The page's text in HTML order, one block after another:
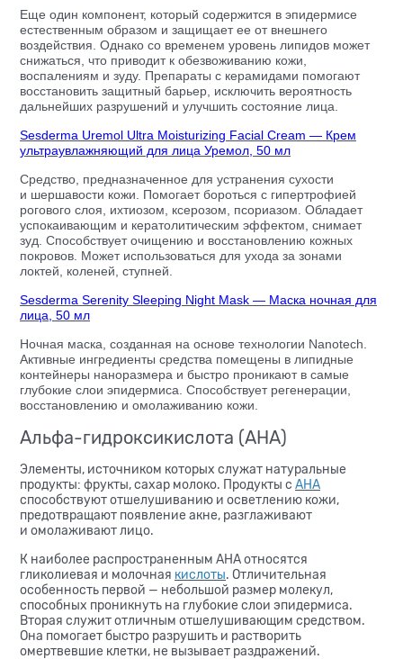
Еще один компонент, который содержится в эпидермисе
естественным образом и защищает ее от внешнего
воздействия. Однако со временем уровень липидов может
снижаться, что приводит к обезвоживанию кожи,
воспалениям и зуду. Препараты с керамидами помогают
восстановить защитный барьер, исключить вероятность
дальнейших разрушений и улучшить состояние лица.
Sesderma Uremol Ultra Moisturizing Facial Cream — Крем
ультраувлажняющий для лица Уремол, 50 мл
Средство, предназначенное для устранения сухости
и шершавости кожи. Помогает бороться с гипертрофией
рогового слоя, ихтиозом, ксерозом, псориазом. Обладает
успокаивающим и кератолитическим эффектом, снимает
зуд. Способствует очищению и восстановлению кожных
покровов. Может использоваться для ухода за зонами
локтей, коленей, ступней.
Sesderma Serenity Sleeping Night Mask — Маска ночная для
лица, 50 мл
Ночная маска, созданная на основе технологии Nanotech.
Активные ингредиенты средства помещены в липидные
контейнеры наноразмера и быстро проникают в самые
глубокие слои эпидермиса. Способствует регенерации,
восстановлению и омолаживанию кожи.
Альфа-гидроксикислота (AHA)
Элементы, источником которых служат натуральные
продукты: фрукты, сахар молоко. Продукты с АНА
способствуют отшелушиванию и осветлению кожи,
предотвращают появление акне, разглаживают
и омолаживают лицо.
К наиболее распространенным АНА относятся
гликолиевая и молочная кислоты. Отличительная
особенность первой — небольшой размер молекул,
способных проникнуть на глубокие слои эпидермиса.
Вторая служит отличным отшелушивающим средством.
Она помогает быстро разрушить и растворить
омертвевшие клетки, не вызывает раздражений.